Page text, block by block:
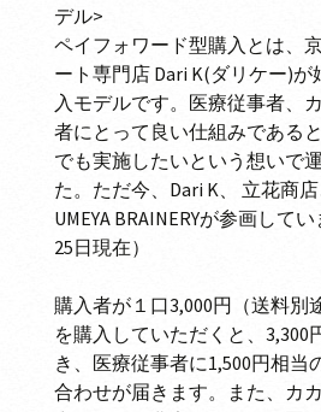
デル>
ペイフォワード型購入とは、
ート専門店 Dari K(ダリケー)が
入モデルです。医療従事者、
者にとって良い仕組みである
でも実施したいという想いで
た。ただ今、Dari K、 立花商店
UMEYA BRAINERYが参画して
25日現在）
購入者が１口3,000円（送料別
を購入していただくと、3,300
き、医療従事者に1,500円相当
合わせが届きます。また、カ